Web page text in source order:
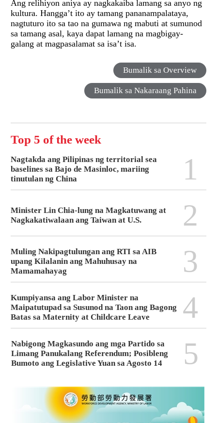
Ang relihiyon aniya ay nagkakaiba lamang sa anyo ng
kultura. Hangga’t ito ay tamang pananampalataya,
nagtuturo ito sa tao na gumawa ng mabuti at sumunod
sa tamang asal, kaya dapat lamang na magbigay-
galang at magpasalamat sa isa’t isa.
Bumalik sa Overview
Bumalik sa Nakaraang Pahina
Top 5 of the week
Nagtakda ang Pilipinas ng territorial sea
baselines sa Bajo de Masinloc, mariing
tinutulan ng China
1
Minister Lin Chia-lung na Magkatuwang at
Nagkakatiwalaan ang Taiwan at U.S.
2
Muling Nakipagtulungan ang RTI sa AIB
upang Kilalanin ang Mahuhusay na
Mamamahayag
3
Kumpiyansa ang Labor Minister na
Maipatutupad sa Susunod na Taon ang Bagong
Batas sa Maternity at Childcare Leave
4
Nabigong Magkasundo ang mga Partido sa
Limang Panukalang Referendum; Posibleng
Bumoto ang Legislative Yuan sa Agosto 14
5